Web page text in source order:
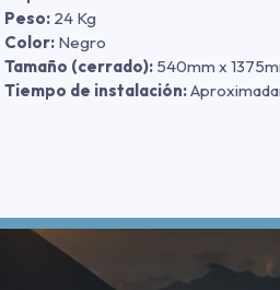
Peso: 24 Kg
Color: Negro
Tamaño (cerrado): 540mm x
Tiempo de instalación: